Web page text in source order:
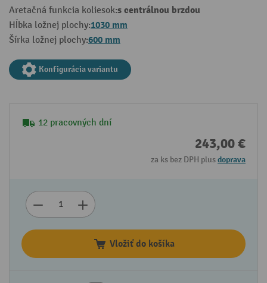
Aretačná funkcia koliesok:s centrálnou brzdou
Hĺbka ložnej plochy:1030 mm
Šírka ložnej plochy:600 mm
Konfigurácia variantu
12 pracovných dní
243,00 €
za ks bez DPH plusdoprava
Vložiť do košíka